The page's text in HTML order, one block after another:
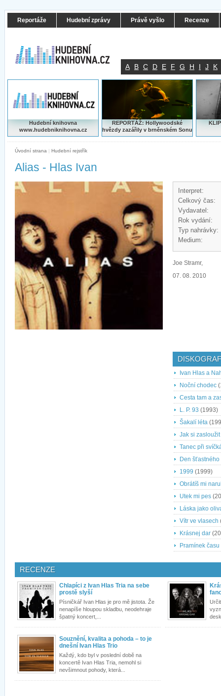
Reportáže Hudební zprávy Právě vyšlo Recenze
A B C D E F G H I J K
Hudební knihovna
www.hudebniknihovna.cz
REPORTÁŽ: Hollywoodské
hvězdy zazářily v brněnském Sonu
Úvodní strana | Hudební rejstřík
Alias - Hlas Ivan
Interpret:
Celkový čas:
Vydavatel:
Rok vydání:
Typ nahrávky:
Medium:
Joe Stramr,
07. 08. 2010
Ivan Hlas a
Noční chodec
Cesta tam a
L. P. 93 (1993)
Šakalí léta
Jak si
Tanec při
Den šťastného
1999 (1999)
Obrátíš mi
Utek mi pes
Láska jako
Vítr ve vlasech
Krásnej dar
Pramínek času
RECENZE
Chlapíci z Ivan Hlas Tria na sebe
prostě slyší
Písničkář Ivan Hlas je pro mě jistota. Že
nenapíše hloupou skladbu, neodehraje
špatný koncert,...
Souznění, kvalita a pohoda – to je
dnešní Ivan Hlas Trio
Každý, kdo byl v poslední době na
koncertě Ivan Hlas Tria, nemohl si
nevšimnout pohody, která...